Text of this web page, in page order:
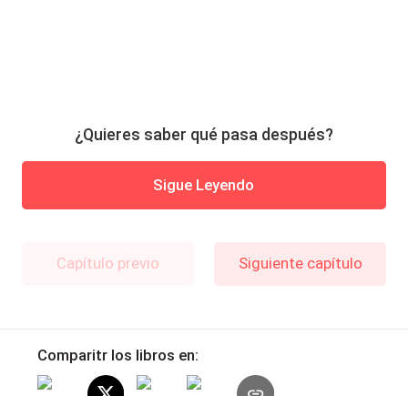
¿Quieres saber qué pasa después?
Sigue Leyendo
Capítulo previo Siguiente capítulo
Comparitr los libros en: